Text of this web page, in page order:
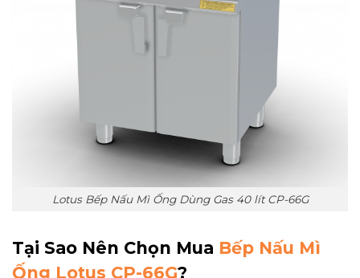
Lotus Bếp Nấu Mì Ống Dùng Gas 40 lít CP-66G
Tại Sao Nên Chọn Mua Bếp Nấu Mì
Ống Lotus CP-66G?